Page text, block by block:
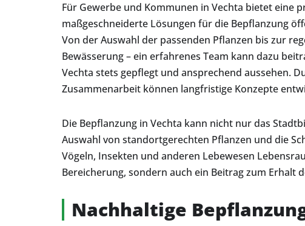
Für Gewerbe und Kommunen in Vechta bietet eine
maßgeschneiderte Lösungen für die Bepflanzung
Von der Auswahl der passenden Pflanzen bis zur
Bewässerung – ein erfahrenes Team kann dazu
Vechta stets gepflegt und ansprechend aussehen.
Zusammenarbeit können langfristige Konzepte
Die Bepflanzung in Vechta kann nicht nur das
Auswahl von standortgerechten Pflanzen und die
Vögeln, Insekten und anderen Lebewesen
Bereicherung, sondern auch ein Beitrag zum Erhalt
Nachhaltige